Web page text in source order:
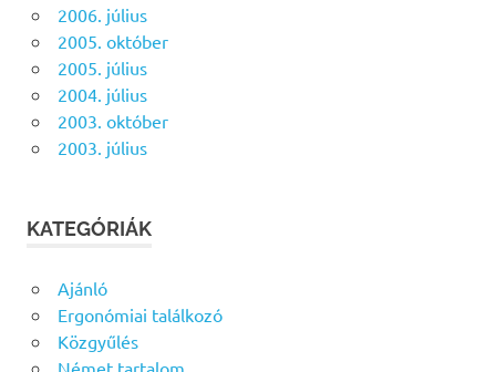
2006. július
2005. október
2005. július
2004. július
2003. október
2003. július
KATEGÓRIÁK
Ajánló
Ergonómiai találkozó
Közgyűlés
Német tartalom